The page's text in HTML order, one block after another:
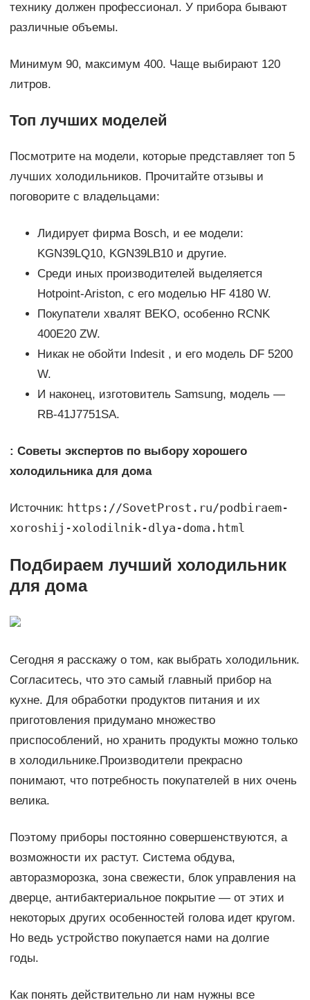
технику должен профессионал. У прибора бывают
различные объемы.
Минимум 90, максимум 400. Чаще выбирают 120
литров.
Топ лучших моделей
Посмотрите на модели, которые представляет топ 5
лучших холодильников. Прочитайте отзывы и
поговорите с владельцами:
Лидирует фирма Bosch, и ее модели:
KGN39LQ10, KGN39LB10 и другие.
Среди иных производителей выделяется
Hotpoint-Ariston, с его моделью HF 4180 W.
Покупатели хвалят BEKO, особенно RCNK
400E20 ZW.
Никак не обойти Indesit , и его модель DF 5200
W.
И наконец, изготовитель Samsung, модель —
RB-41J7751SA.
: Советы экспертов по выбору хорошего
холодильника для дома
Источник: https://SovetProst.ru/podbiraem-
xoroshij-xolodilnik-dlya-doma.html
Подбираем лучший холодильник
для дома
Сегодня я расскажу о том, как выбрать холодильник.
Согласитесь, что это самый главный прибор на
кухне. Для обработки продуктов питания и их
приготовления придумано множество
приспособлений, но хранить продукты можно только
в холодильнике.Производители прекрасно
понимают, что потребность покупателей в них очень
велика.
Поэтому приборы постоянно совершенствуются, а
возможности их растут. Система обдува,
авторазморозка, зона свежести, блок управления на
дверце, антибактериальное покрытие — от этих и
некоторых других особенностей голова идет кругом.
Но ведь устройство покупается нами на долгие
годы.
Как понять действительно ли нам нужны все